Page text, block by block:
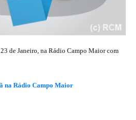
de Janeiro, na Rádio Campo Maior com
na Rádio Campo Maior